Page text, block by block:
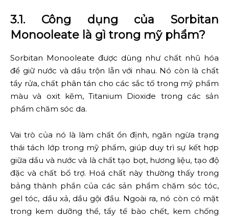
3.1. Công dụng của Sorbitan
Monooleate là gì trong mỹ phẩm?
Sorbitan Monooleate được dùng như chất nhũ hóa
để giữ nước và dầu trộn lẫn với nhau. Nó còn là chất
tẩy rửa, chất phân tán cho các sắc tố trong mỹ phẩm
màu và oxit kẽm, Titanium Dioxide trong các sản
phẩm chăm sóc da.
Vai trò của nó là làm chất ổn định, ngăn ngừa trạng
thái tách lớp trong mỹ phẩm, giúp duy trì sự kết hợp
giữa dầu và nước và là chất tạo bọt, hương liệu, tạo độ
đặc và chất bổ trợ. Hoá chất này thường thấy trong
bảng thành phần của các sản phẩm chăm sóc tóc,
gel tóc, dầu xả, dầu gội đầu. Ngoài ra, nó còn có mặt
trong kem dưỡng thể, tẩy tế bào chết, kem chống